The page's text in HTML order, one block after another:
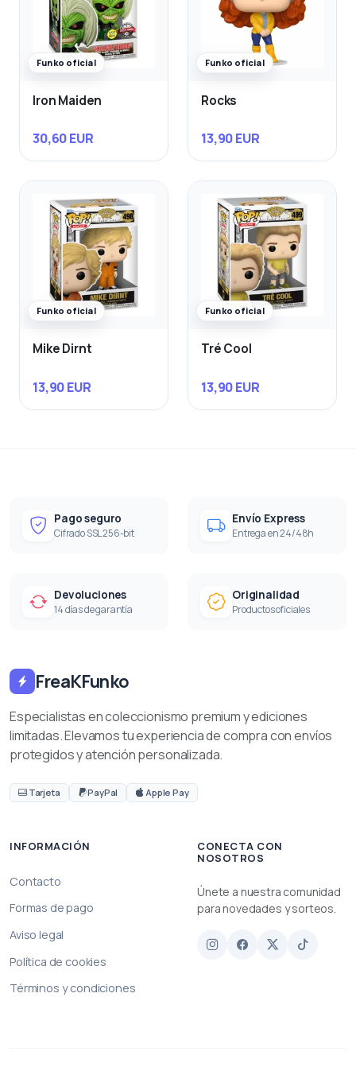
Funko oficial
Iron Maiden
30,60 EUR
Funko oficial
Rocks
13,90 EUR
Funko oficial
Mike Dirnt
13,90 EUR
Funko oficial
Tré Cool
13,90 EUR
Pago seguro
Cifrado SSL 256-bit
Envío Express
Entrega en 24/48h
Devoluciones
14 días de garantía
Originalidad
Productos oficiales
FreaKFunko
Especialistas en coleccionismo premium y ediciones
limitadas. Elevamos tu experiencia de compra con envíos
protegidos y atención personalizada.
Tarjeta PayPal Apple Pay
INFORMACIÓN
Contacto
Formas de pago
Aviso legal
Política de cookies
Términos y condiciones
CONECTA CON
NOSOTROS
Únete a nuestra comunidad
para novedades y sorteos.